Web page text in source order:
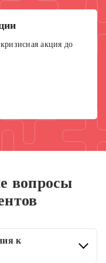
акция до
вопросы
к